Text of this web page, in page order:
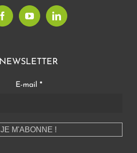
NEWSLETTER
E-mail *